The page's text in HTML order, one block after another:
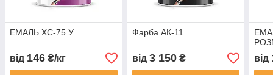
ЕМАЛЬ ХС-75 У
від 146 ₴/кг
Фарба АК-11
від 3 150₴ від